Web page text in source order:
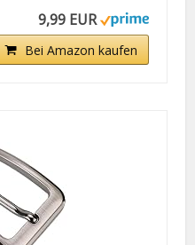
9,99 EUR
Bei Amazon kaufen